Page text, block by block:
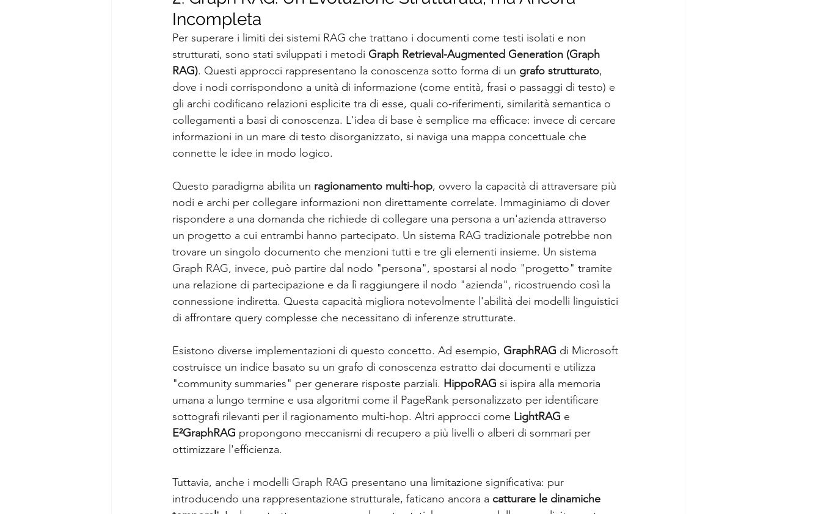
Incompleta
Per superare i limiti dei sistemi RAG che trattano i documenti come testi isolati e non
strutturati, sono stati sviluppati i metodi Graph Retrieval-Augmented Generation (Graph
RAG). Questi approcci rappresentano la conoscenza sotto forma di un grafo strutturato,
dove i nodi corrispondono a unità di informazione (come entità, frasi o passaggi di testo) e
gli archi codificano relazioni esplicite tra di esse, quali co-riferimenti, similarità semantica o
collegamenti a basi di conoscenza. L'idea di base è semplice ma efficace: invece di cercare
informazioni in un mare di testo disorganizzato, si naviga una mappa concettuale che
connette le idee in modo logico.
Questo paradigma abilita un ragionamento multi-hop, ovvero la capacità di attraversare più
nodi e archi per collegare informazioni non direttamente correlate. Immaginiamo di dover
rispondere a una domanda che richiede di collegare una persona a un'azienda attraverso
un progetto a cui entrambi hanno partecipato. Un sistema RAG tradizionale potrebbe non
trovare un singolo documento che menzioni tutti e tre gli elementi insieme. Un sistema
Graph RAG, invece, può partire dal nodo "persona", spostarsi al nodo "progetto" tramite
una relazione di partecipazione e da lì raggiungere il nodo "azienda", ricostruendo così la
connessione indiretta. Questa capacità migliora notevolmente l'abilità dei modelli linguistici
di affrontare query complesse che necessitano di inferenze strutturate.
Esistono diverse implementazioni di questo concetto. Ad esempio, GraphRAG di Microsoft
costruisce un indice basato su un grafo di conoscenza estratto dai documenti e utilizza
"community summaries" per generare risposte parziali. HippoRAG si ispira alla memoria
umana a lungo termine e usa algoritmi come il PageRank personalizzato per identificare
sottografi rilevanti per il ragionamento multi-hop. Altri approcci come LightRAG e
E²GraphRAG propongono meccanismi di recupero a più livelli o alberi di sommari per
ottimizzare l'efficienza.
Tuttavia, anche i modelli Graph RAG presentano una limitazione significativa: pur
introducendo una rappresentazione strutturale, faticano ancora a catturare le dinamiche